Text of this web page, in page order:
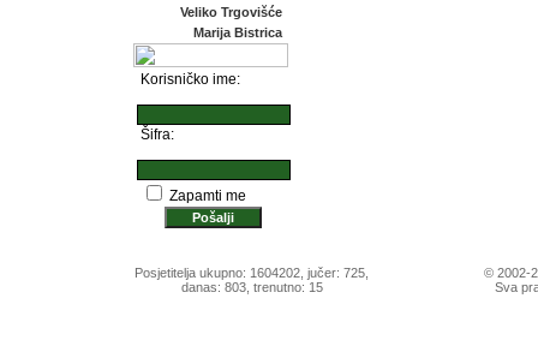
Veliko Trgovišće
Marija Bistrica
Korisničko ime:
Šifra:
Zapamti me
Posjetitelja ukupno: 1604202, jučer: 725,
danas: 803, trenutno: 15
© 2002-
Sva